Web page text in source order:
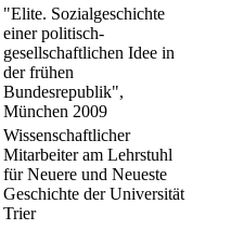
"Elite. Sozialgeschichte
einer politisch-
gesellschaftlichen Idee in
der frühen
Bundesrepublik",
München 2009
Wissenschaftlicher
Mitarbeiter am Lehrstuhl
für Neuere und Neueste
Geschichte der Universität
Trier